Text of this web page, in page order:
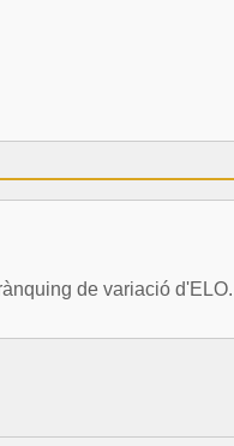
de variació d'ELO.